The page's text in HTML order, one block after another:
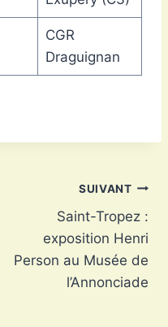
CGR
Draguignan
SUIVANT
Saint-Tropez :
exposition Henri
Person au Musée de
l’Annonciade